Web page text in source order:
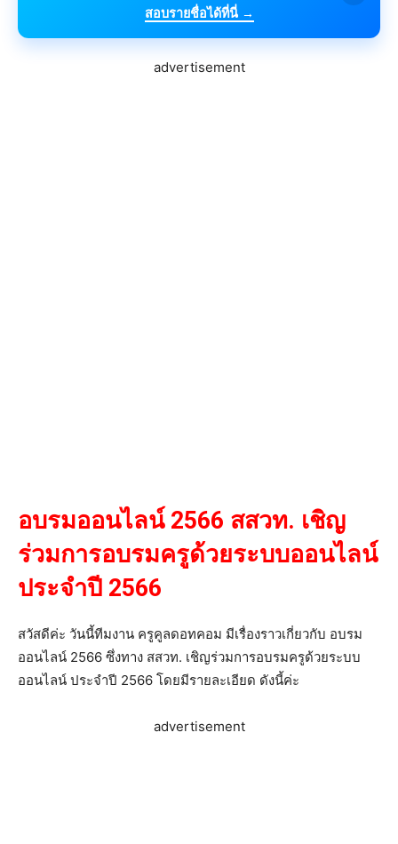
สอบรายชื่อได้ที่นี่ →
advertisement
อบรมออนไลน์ 2566 สสวท. เชิญ
ร่วมการอบรมครูด้วยระบบออนไลน์
ประจำปี 2566
สวัสดีค่ะ วันนี้ทีมงาน ครูคูลดอทคอม มีเรื่องราวเกี่ยวกับ อบรม
ออนไลน์ 2566 ซึ่งทาง สสวท. เชิญร่วมการอบรมครูด้วยระบบ
ออนไลน์ ประจำปี 2566 โดยมีรายละเอียด ดังนี้ค่ะ
advertisement